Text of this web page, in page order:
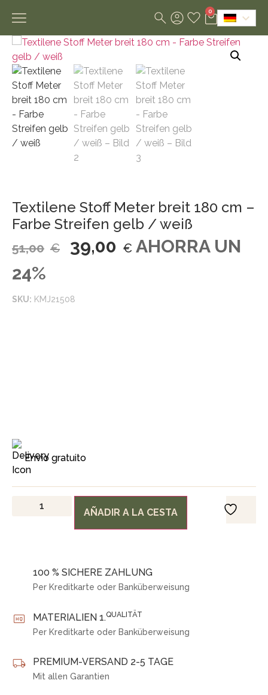
0
Textilene Stoff Meter breit 180 cm –
Farbe Streifen gelb / weiß
51,00 € 39,00 € AHORRA UN
24%
SKU: KMJ21508
Envío gratuito
AÑADIR A LA CESTA
100 % SICHERE ZAHLUNG
Per Kreditkarte oder Banküberweisung
MATERIALIEN 1.QUALITÄT
Per Kreditkarte oder Banküberweisung
PREMIUM-VERSAND 2-5 TAGE
Mit allen Garantien